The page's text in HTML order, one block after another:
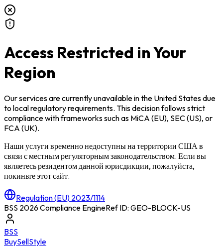
Access Restricted in Your
Region
Our services are currently unavailable inthe United Statesdue
to local regulatory requirements. This decision follows strict
compliance with frameworks such as MiCA (EU), SEC (US), or
FCA (UK).
Наши услуги временно недоступны на территории США в
связи с местным регуляторным законодательством. Если вы
являетесь резидентом данной юрисдикции, пожалуйста,
покиньте этот сайт.
Regulation (EU) 2023/1114
BSS 2026 Compliance EngineRef ID: GEO-BLOCK-US
BSS
BuySellStyle